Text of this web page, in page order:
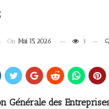
On Mai 15, 2026 3
Générale des